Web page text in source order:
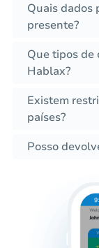
Quais dados
presente?
Que tipos de
Hablax?
Existem
países?
Posso